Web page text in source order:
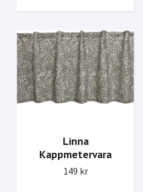
Linna
Kappmetervara
149 kr